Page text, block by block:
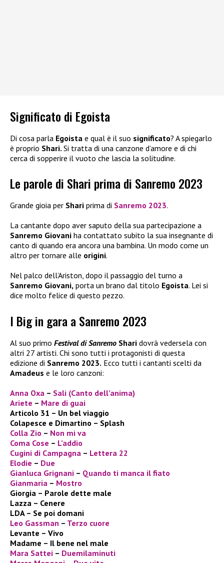
Significato di Egoista
Di cosa parla Egoista e qual è il suo significato? A spiegarlo
è proprio Shari. Si tratta di una canzone d’amore e di chi
cerca di sopperire il vuoto che lascia la solitudine.
Le parole di Shari prima di Sanremo 2023
Grande gioia per Shari prima di Sanremo 2023.
La cantante dopo aver saputo della sua partecipazione a
Sanremo Giovani ha contattato subito la sua insegnante di
canto di quando era ancora una bambina. Un modo come un
altro per tornare alle origini.
Nel palco dell’Ariston, dopo il passaggio del turno a
Sanremo Giovani, porta un brano dal titolo Egoista. Lei si
dice molto felice di questo pezzo.
I Big in gara a Sanremo 2023
Al suo primo Festival di Sanremo Shari dovrà vedersela con
altri 27 artisti. Chi sono tutti i protagonisti di questa
edizione di Sanremo 2023. Ecco tutti i cantanti scelti da
Amadeus e le loro canzoni:
Anna Oxa – Sali (Canto dell’anima)
Ariete – Mare di guai
Articolo 31 – Un bel viaggio
Colapesce e Dimartino – Splash
Colla Zio – Non mi va
Coma Cose – L’addio
Cugini di Campagna – Lettera 22
Elodie – Due
Gianluca Grignani – Quando ti manca il fiato
Gianmaria – Mostro
Giorgia – Parole dette male
Lazza – Cenere
LDA – Se poi domani
Leo Gassman – Terzo cuore
Levante – Vivo
Madame – Il bene nel male
Mara Sattei – Duemilaminuti